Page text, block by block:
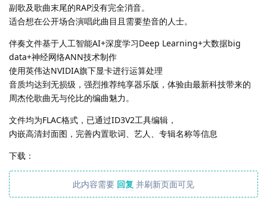
副歌及歌曲末尾的RAP没有完全消音。
适合想在公开场合演唱此曲目且需要垫音的人士。
伴奏文件基于人工智能AI+深度学习Deep Learning+大数据big
data+神经网络ANN技术制作
使用英伟达NVIDIA旗下显卡进行运算处理
音质均达到无损级，强烈推荐纯享器乐版，体验由最新科技带来的
周杰伦歌曲无与伦比的编曲魅力。
文件均为FLAC格式，已通过ID3V2工具编辑，
内嵌高清封面图，完善内置歌词、艺人、专辑名称等信息
下载：
此内容需要 回复 并刷新页面可见